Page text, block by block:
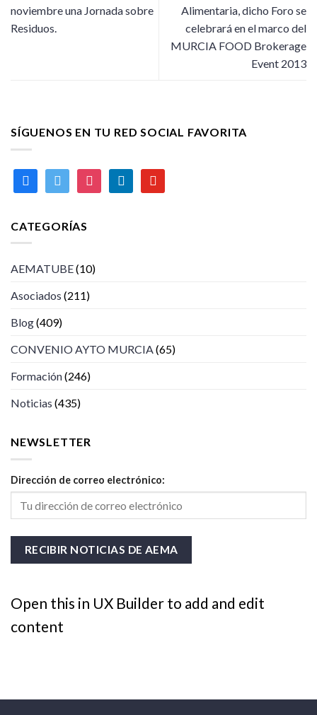
noviembre una Jornada sobre
Residuos.
Alimentaria, dicho Foro se
celebrará en el marco del
MURCIA FOOD Brokerage
Event 2013
SÍGUENOS EN TU RED SOCIAL FAVORITA
facebooktwitter instagramlinkedin youtube
CATEGORÍAS
AEMATUBE(10)
Asociados (211)
Blog(409)
CONVENIO AYTO MURCIA(65)
Formación(246)
Noticias (435)
NEWSLETTER
Dirección de correo electrónico:
Open this in UX Builder to add and edit
content